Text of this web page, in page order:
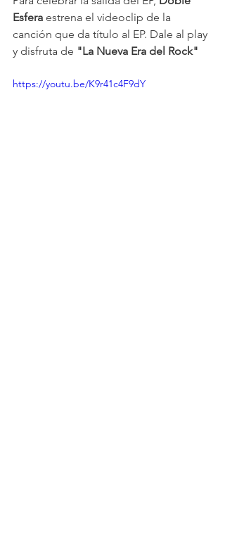
Esfera estrena el videoclip de la
canción que da título al EP. Dale al play
y disfruta de "La Nueva Era del Rock"
https://youtu.be/K9r41c4F9dY